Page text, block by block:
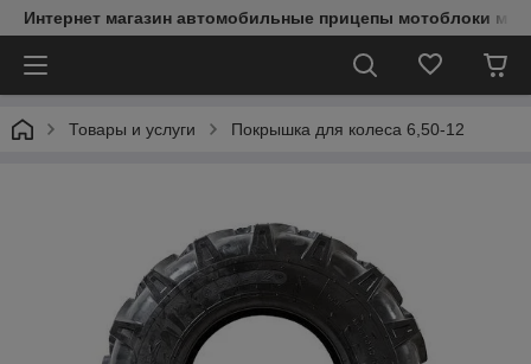
Интернет магазин автомобильные прицепы мотоблоки
Товары и услуги Покрышка для колеса 6,50-12